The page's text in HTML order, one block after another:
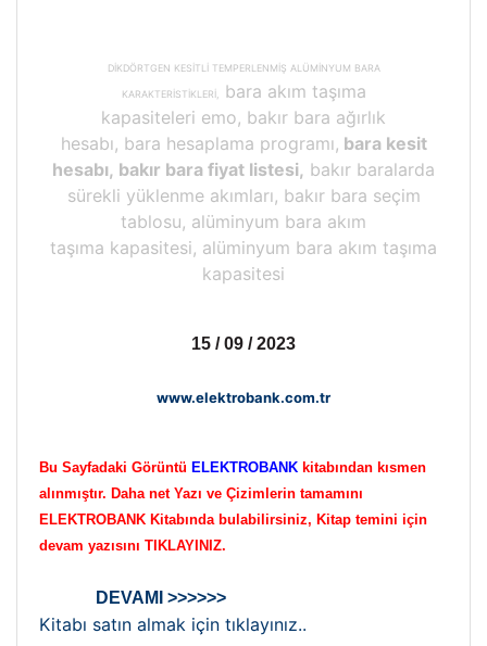
DİKDÖRTGEN KESİTLİ TEMPERLENMİŞ ALÜMİNYUM BARA
KARAKTERİSTİKLERİ,
bara akım taşıma
kapasiteleri emo, bakır bara ağırlık
hesabı, bara hesaplama programı, bara kesit
hesabı, bakır bara fiyat listesi, bakır baralarda
sürekli yüklenme akımları, bakır bara seçim
tablosu, alüminyum bara akım
taşıma kapasitesi, alüminyum bara akım taşıma
kapasitesi
15 / 09 / 2023
www.elektrobank.com.tr
Bu Sayfadaki Görüntü ELEKTROBANK kitabından kısmen
alınmıştır. Daha net Yazı ve Çizimlerin tamamını
ELEKTROBANK Kitabında bulabilirsiniz, Kitap temini için
devam yazısını TIKLAYINIZ.
DEVAMI >>>>>>
Kitabı satın almak için tıklayınız..